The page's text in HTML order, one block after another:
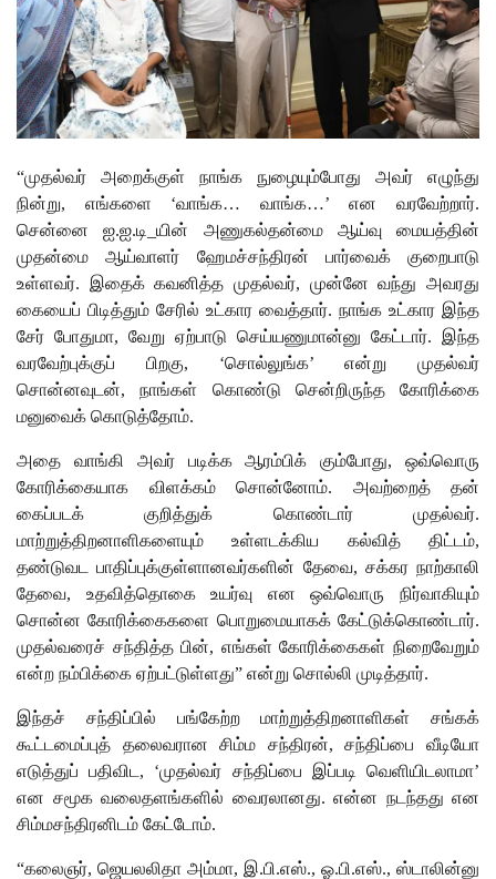
“முதல்வர் அறைக்குள் நாங்க நுழையும்போது அவர் எழுந்து
நின்று, எங்களை ‘வாங்க… வாங்க…’ என வரவேற்றார்.
சென்னை ஐ.ஐ.டி_யின் அணுகல்தன்மை ஆய்வு மையத்தின்
முதன்மை ஆய்வாளர் ஹேமச்சந்திரன் பார்வைக் குறைபாடு
உள்ளவர். இதைக் கவனித்த முதல்வர், முன்னே வந்து அவரது
கையைப் பிடித்தும் சேரில் உட்கார வைத்தார். நாங்க உட்கார இந்த
சேர் போதுமா, வேறு ஏற்பாடு செய்யணுமான்னு கேட்டார். இந்த
வரவேற்புக்குப் பிறகு, ‘சொல்லுங்க’ என்று முதல்வர்
சொன்னவுடன், நாங்கள் கொண்டு சென்றிருந்த கோரிக்கை
மனுவைக் கொடுத்தோம்.
அதை வாங்கி அவர் படிக்க ஆரம்பிக் கும்போது, ஒவ்வொரு
கோரிக்கையாக விளக்கம் சொன்னோம். அவற்றைத் தன்
கைப்படக் குறித்துக் கொண்டார் முதல்வர்.
மாற்றுத்திறனாளிகளையும் உள்ளடக்கிய கல்வித் திட்டம்,
தண்டுவட பாதிப்புக்குள்ளானவர்களின் தேவை, சக்கர நாற்காலி
தேவை, உதவித்தொகை உயர்வு என ஒவ்வொரு நிர்வாகியும்
சொன்ன கோரிக்கைகளை பொறுமையாகக் கேட்டுக்கொண்டார்.
முதல்வரைச் சந்தித்த பின், எங்கள் கோரிக்கைகள் நிறைவேறும்
என்ற நம்பிக்கை ஏற்பட்டுள்ளது” என்று சொல்லி முடித்தார்.
இந்தச் சந்திப்பில் பங்கேற்ற மாற்றுத்திறனாளிகள் சங்கக்
கூட்டமைப்புத் தலைவரான சிம்ம சந்திரன், சந்திப்பை வீடியோ
எடுத்துப் பதிவிட, ‘முதல்வர் சந்திப்பை இப்படி வெளியிடலாமா’
என சமூக வலைதளங்களில் வைரலானது. என்ன நடந்தது என
சிம்மசந்திரனிடம் கேட்டோம்.
“கலைஞர், ஜெயலலிதா அம்மா, இ.பி.எஸ்., ஓ.பி.எஸ்., ஸ்டாலின்னு